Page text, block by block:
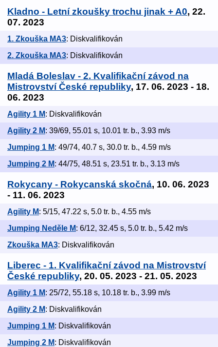
Kladno - Letní zkoušky trochu jinak + A0, 22.
07. 2023
1. Zkouška MA3: Diskvalifikován
2. Zkouška MA3: Diskvalifikován
Mladá Boleslav - 2. Kvalifikační závod na
Mistrovství České republiky, 17. 06. 2023 - 18.
06. 2023
Agility 1 M: Diskvalifikován
Agility 2 M: 39/69, 55.01 s, 10.01 tr. b., 3.93 m/s
Jumping 1 M: 49/74, 40.7 s, 30.0 tr. b., 4.59 m/s
Jumping 2 M: 44/75, 48.51 s, 23.51 tr. b., 3.13 m/s
Rokycany - Rokycanská skočná, 10. 06. 2023
- 11. 06. 2023
Agility M: 5/15, 47.22 s, 5.0 tr. b., 4.55 m/s
Jumping Neděle M: 6/12, 32.45 s, 5.0 tr. b., 5.42 m/s
Zkouška MA3: Diskvalifikován
Liberec - 1. Kvalifikační závod na Mistrovství
České republiky, 20. 05. 2023 - 21. 05. 2023
Agility 1 M: 25/72, 55.18 s, 10.18 tr. b., 3.99 m/s
Agility 2 M: Diskvalifikován
Jumping 1 M: Diskvalifikován
Jumping 2 M: Diskvalifikován